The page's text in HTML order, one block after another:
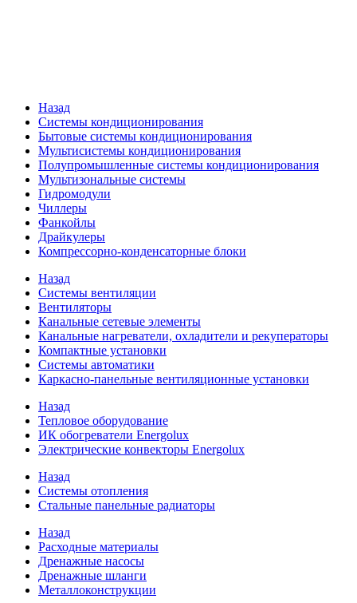
Назад
Системы кондиционирования
Бытовые системы кондиционирования
Мультисистемы кондиционирования
Полупромышленные системы кондиционирования
Мультизональные системы
Гидромодули
Чиллеры
Фанкойлы
Драйкулеры
Компрессорно-конденсаторные блоки
Назад
Системы вентиляции
Вентиляторы
Канальные сетевые элементы
Канальные нагреватели, охладители и рекуператоры
Компактные установки
Системы автоматики
Каркасно-панельные вентиляционные установки
Назад
Тепловое оборудование
ИК обогреватели Energolux
Электрические конвекторы Energolux
Назад
Системы отопления
Стальные панельные радиаторы
Назад
Расходные материалы
Дренажные насосы
Дренажные шланги
Металлоконструкции